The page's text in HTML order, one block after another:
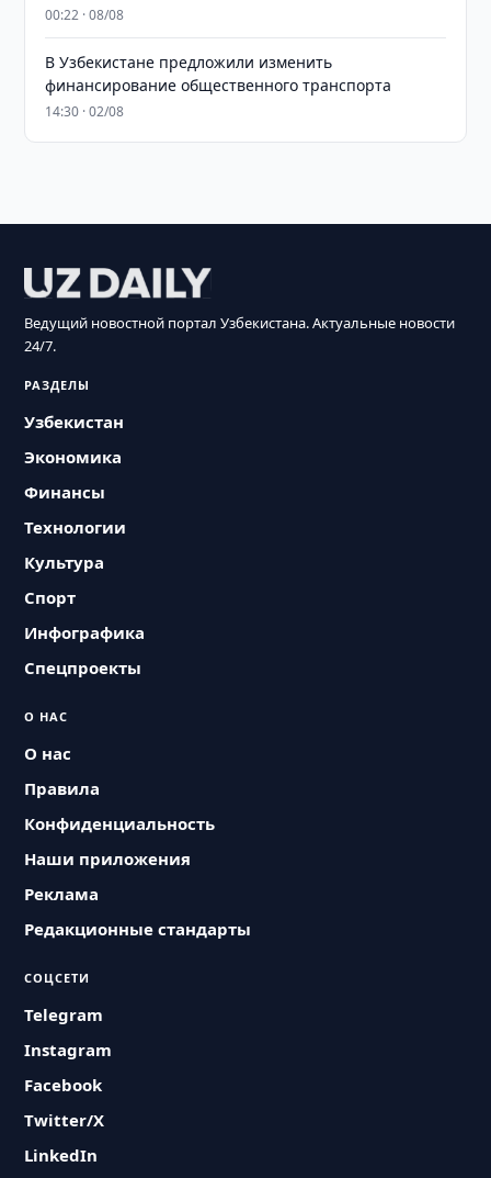
00:22 · 08/08
В Узбекистане предложили изменить
финансирование общественного транспорта
14:30 · 02/08
Ведущий новостной портал Узбекистана. Актуальные новости
24/7.
РАЗДЕЛЫ
Узбекистан
Экономика
Финансы
Технологии
Культура
Спорт
Инфографика
Спецпроекты
О НАС
О нас
Правила
Конфиденциальность
Наши приложения
Реклама
Редакционные стандарты
СОЦСЕТИ
Telegram
Instagram
Facebook
Twitter/X
LinkedIn